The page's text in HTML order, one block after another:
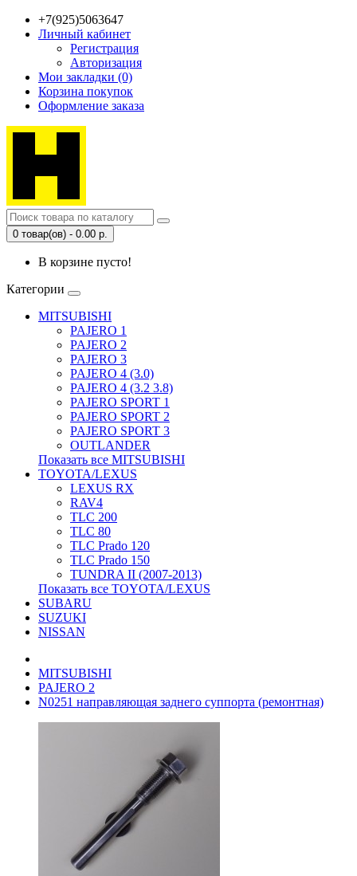
+7(925)5063647
Личный кабинет
Регистрация
Авторизация
Мои закладки (0)
Корзина покупок
Оформление заказа
0 товар(ов) - 0.00 р.
В корзине пусто!
Категории
MITSUBISHI
PAJERO 1
PAJERO 2
PAJERO 3
PAJERO 4 (3.0)
PAJERO 4 (3.2 3.8)
PAJERO SPORT 1
PAJERO SPORT 2
PAJERO SPORT 3
OUTLANDER
Показать все MITSUBISHI
TOYOTA/LEXUS
LEXUS RX
RAV4
TLC 200
TLC 80
TLC Prado 120
TLC Prado 150
TUNDRA II (2007-2013)
Показать все TOYOTA/LEXUS
SUBARU
SUZUKI
NISSAN
MITSUBISHI
PAJERO 2
N0251 направляющая заднего суппорта (ремонтная)